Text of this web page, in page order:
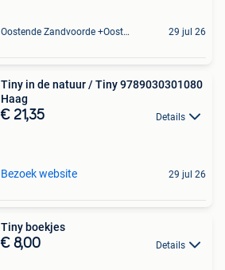
Oostende Zandvoorde +Oostende 29 jul 26
Tiny in de natuur / Tiny 9789030301080
Haag
€ 21,35 Details
Bezoek website 29 jul 26
Tiny boekjes
€ 8,00 Details